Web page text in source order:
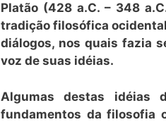
Platão (428 a.C. – 348
tradição filosófica
diálogos, nos quais fazia
voz de suas idéias.
Algumas destas idéias
fundamentos da filosofia